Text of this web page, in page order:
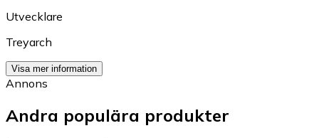
Utvecklare
Treyarch
Visa mer information
Annons
Andra populära produkter